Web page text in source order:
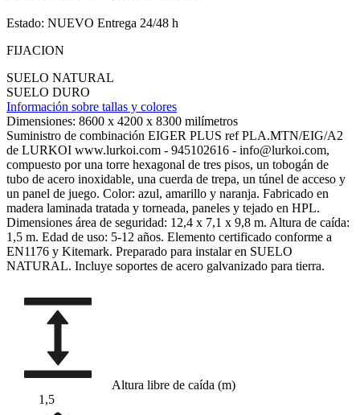
Estado: NUEVO Entrega 24/48 h
FIJACION
SUELO NATURAL
SUELO DURO
Información sobre tallas y colores
Dimensiones: 8600 x 4200 x 8300 milímetros
Suministro de combinación EIGER PLUS ref PLA.MTN/EIG/A2
de LURKOI www.lurkoi.com - 945102616 - info@lurkoi.com,
compuesto por una torre hexagonal de tres pisos, un tobogán de
tubo de acero inoxidable, una cuerda de trepa, un túnel de acceso y
un panel de juego. Color: azul, amarillo y naranja. Fabricado en
madera laminada tratada y torneada, paneles y tejado en HPL.
Dimensiones área de seguridad: 12,4 x 7,1 x 9,8 m. Altura de caída:
1,5 m. Edad de uso: 5-12 años. Elemento certificado conforme a
EN1176 y Kitemark. Preparado para instalar en SUELO
NATURAL. Incluye soportes de acero galvanizado para tierra.
Altura libre de caída (m)
1,5